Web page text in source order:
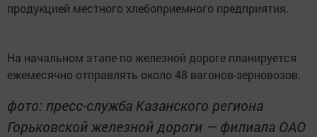
продукцией местного хлебоприемного предприятия.
На начальном этапе по железной дороге планируется
ежемесячно отправлять около 48 вагонов-зерновозов.
фото: пресс-служба Казанского региона
Горьковской железной дороги — филиала ОАО